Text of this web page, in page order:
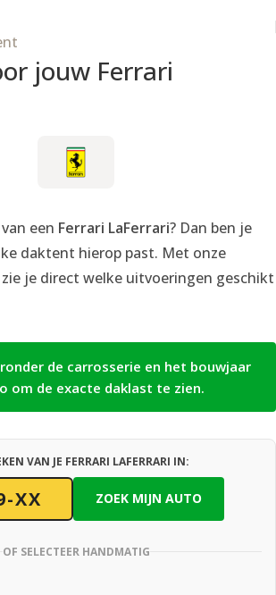
jouw Ferrari
een Ferrari LaFerrari? Dan ben je
daktent hierop past. Met onze
je direct welke uitvoeringen geschikt
de carrosserie en het bouwjaar
om de exacte daklast te zien.
VAN JE FERRARI LAFERRARI IN:
ZOEK MIJN AUTO
OF SELECTEER HANDMATIG